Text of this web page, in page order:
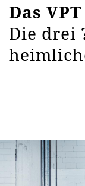
Das
Die drei